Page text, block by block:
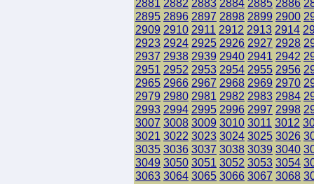
2881 2882 2883 2884 2885 2886
2895 2896 2897 2898 2899 2900
2909 2910 2911 2912 2913 2914
2923 2924 2925 2926 2927 2928
2937 2938 2939 2940 2941 2942
2951 2952 2953 2954 2955 2956
2965 2966 2967 2968 2969 2970
2979 2980 2981 2982 2983 2984
2993 2994 2995 2996 2997 2998
3007 3008 3009 3010 3011 3012
3021 3022 3023 3024 3025 3026
3035 3036 3037 3038 3039 3040
3049 3050 3051 3052 3053 3054
3063 3064 3065 3066 3067 3068